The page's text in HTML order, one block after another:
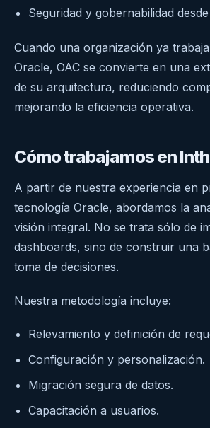
Seguridad y gobernabilidad
Cuando una organización ya
Oracle, OAC se convierte en una
de su arquitectura, reduciendo
mejorando la eficiencia operativa.
Cómo trabajamos en
A partir de nuestra experiencia en
tecnología Oracle, abordamos la
visión integral. No se trata sólo de
dashboards, sino de construir una
toma de decisiones.
Nuestra metodología incluye:
Relevamiento y definición de
Configuración y personalización.
Migración segura de datos.
Capacitación a usuarios.